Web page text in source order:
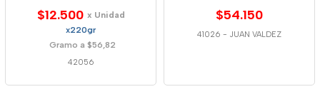
$12.500 x Unidad
x220gr
Gramo a $56,82
42056
$54.150
41026 - JUAN VALDEZ